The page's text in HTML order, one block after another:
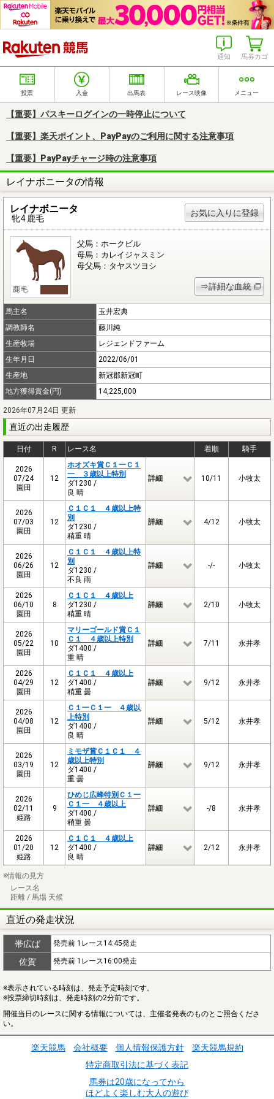
馬券カゴ
通知
投票 入金 出馬表 レース映像 メニュー
【重要】パスキーログインの一時停止について
【重要】楽天ポイント、PayPayのご利用に関する注意事項
【重要】PayPayチャージ時の注意事項
レイナボニータの情報
レイナボニータ
牝4 鹿毛
お気に入りに登録
父馬：ホークビル
母馬：カレイジャスミン
母父馬：タヤスツヨシ
⇒詳細な血統
馬主名
玉井宏典
調教師名
藤川純
生産牧場
レジェンドファーム
生年月日
2022/06/01
生産地
新冠郡新冠町
地方獲得賞金(円)
14,225,000
2026年07月24日 更新
直近の出走履歴
日付 R レース名 着順 騎手
2026
07/24
園田
12
ホオズキ賞Ｃ１一Ｃ１
一 ３歳以上特別
ダ1230 /
良 晴
詳細 10/11 小牧太
2026
07/03
園田
12
Ｃ１Ｃ１ ４歳以上特
別
ダ1230 /
稍重 晴
詳細 4/12 小牧太
2026
06/26
園田
12
Ｃ１Ｃ１ ４歳以上特
別
ダ1230 /
不良 雨
詳細 -/- 小牧太
2026
06/10
園田
8
Ｃ１Ｃ１ ４歳以上
ダ1230 /
稍重 晴
詳細 2/10 小牧太
2026
05/22
園田
10
マリーゴールド賞Ｃ１
Ｃ１ ４歳以上特別
ダ1400 /
重 晴
詳細 7/11 永井孝
2026
04/29
園田
12
Ｃ１Ｃ１ ４歳以上
ダ1400 /
稍重 曇
詳細 9/12 永井孝
2026
04/08
園田
12
Ｃ１一Ｃ１一 ４歳以
上特別
ダ1400 /
良 晴
詳細 5/12 永井孝
2026
03/19
園田
12
ミモザ賞Ｃ１Ｃ１ ４
歳以上特別
ダ1400 /
重 曇
詳細 9/12 永井孝
2026
02/11
姫路
9
ひめじ広峰特別Ｃ１一
Ｃ１一 ４歳以上
ダ1400 /
稍重 曇
詳細 -/8 永井孝
2026
01/20
姫路
12
Ｃ１Ｃ１ ４歳以上
ダ1400 /
良 晴
詳細 2/12 永井孝
※情報の見方
レース名
距離 / 馬場 天候
直近の発走状況
帯広ば 発売前 1レース14:45発走
佐賀 発売前 1レース16:00発走
※表示されている時刻は、発走予定時刻です。
※投票締切時刻は、発走時刻の2分前です。
開催当日のレースに関する情報については、主催者発表のものとご照合くださ
い。
楽天競馬 会社概要 個人情報保護方針
楽天競馬規約
特定商取引法に基づく表記
馬券は20歳になってから
ほどよく楽しむ大人の遊び